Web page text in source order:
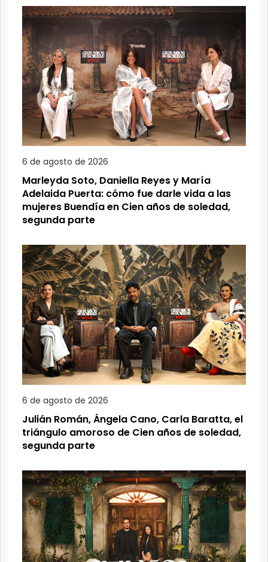
6 de agosto de 2026
Marleyda Soto, Daniella Reyes y María
Adelaida Puerta: cómo fue darle vida a las
mujeres Buendía en Cien años de soledad,
segunda parte
6 de agosto de 2026
Julián Román, Ángela Cano, Carla Baratta, el
triángulo amoroso de Cien años de soledad,
segunda parte